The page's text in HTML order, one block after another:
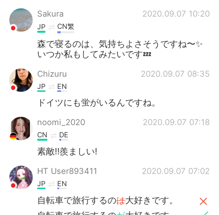
Sakura 2020.09.07 10:20
JP CN繁
森で寝るのは、気持ちよさそうですね〜✨
いつか私もしてみたいです💤
Chizuru 2020.09.07 08:35
JP EN
ドイツにも蛍がいるんですね。
noomi_2020 2020.09.07 07:18
CN DE
素敵!!羨ましい!
HT User893411 2020.09.07 07:02
JP EN
自転車で旅行するのは大好きです。